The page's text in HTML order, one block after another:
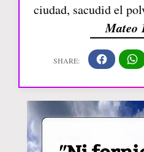
ciudad, sacudid el
Mateo